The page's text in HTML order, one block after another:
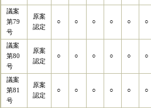
議案
第79
号
原案
認定
○ ○ ○ ○ ○ ○
議案
第80
号
原案
認定
○ ○ ○ ○ ○ ○
議案
第81
号
原案
認定
○ ○ ○ ○ ○ ○